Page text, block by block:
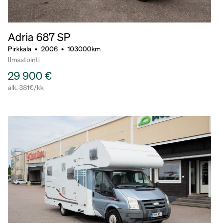
Adria 687 SP
Pirkkala • 2006 • 103000km
Ilmastointi
29 900 €
alk. 381€/kk